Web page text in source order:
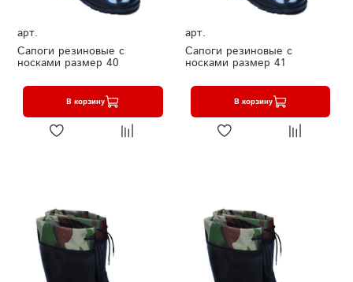
арт.
Сапоги резиновые с
носками размер 40
В корзину
арт.
Сапоги резиновые с
носками размер 41
В корзину